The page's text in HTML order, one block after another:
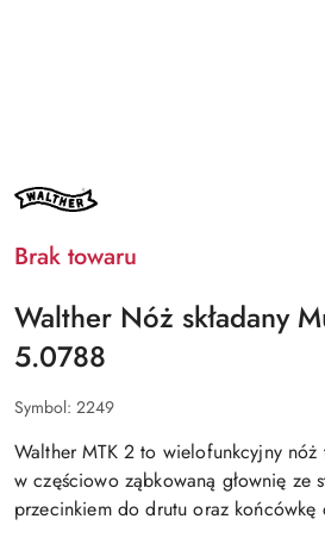
NAZWA
PRODUCENTA:
Brak towaru
Walther Nóż składany
5.0788
Symbol: 2249
Walther MTK 2 to wielofunkcyjny nóż
w częściowo ząbkowaną głownię ze
przecinkiem do drutu oraz końcówkę